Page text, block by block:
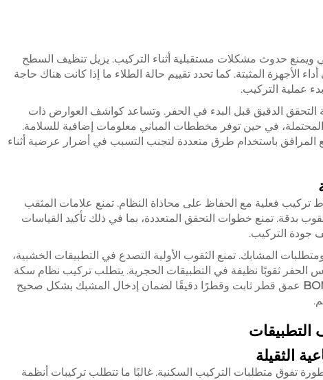
ويمنع حدوث مشكلات مستقبلية أثناء التركيب. يزيل تنظيف السطح
الأجهزة المثبتة. كما تحدد تقييم حالة الطلاء ما إذا كانت هناك حاجة
عملية التركيب.
التحقق الدقيق قبل البدء في الحفر. وتساعد كواشف العوارض ذات
في حين توفر مخططات المباني معلومات إضافية للسلامة.
المرافق باستخدام طرق متعددة لتجنب التسبب في أضرار عرضية أثناء
فعلية مع الحفاظ على محاذاة النظام. تمنع علامات المثقب
بدقة. تمنع خطوات التحقق المتعددة، بما في ذلك تأكيد القياسات
جودة التركيب.
المشابك. تمنع الثقوب الأولية التصدع في التطبيقات الخشبية،
الحفر ثقوبًا نظيفة في التطبيقات الحجرية. يتطلب تركيب نظام سكة
عمق قطر ثابت وقطرًا دقيقًا لضمان إدخال المشبك بشكل صحيح
التطبيقات
الثقيلة
تفوق متطلبات التركيب السكنية. غالبًا ما تتطلب تركيبات أنظمة